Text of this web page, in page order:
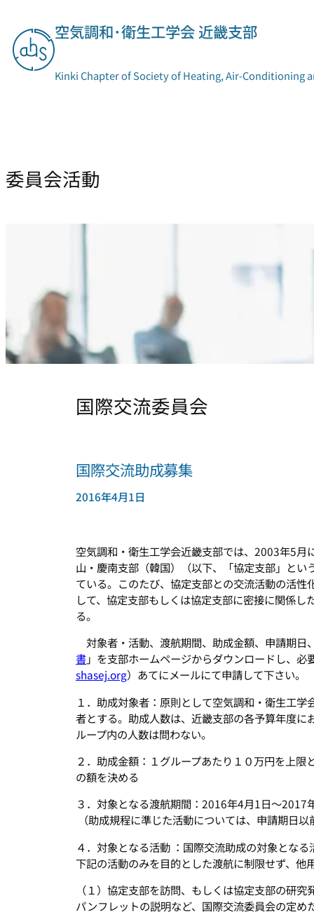
を
ス
空気調和･衛生工学会 近畿支部
Kinki Chapter of Society of Heating, Air-Conditioning
委員会活動
国際交流委員会
国際交流助成募集
2016年4月1日
空気調和・衛生工学会近畿支部では、2003年5
山・慶南支部（韓国）（以下、「協定支部」と
ている。このたび、協定支部との交流活動の活
して、協定支部もしくは協定支部に密接に関係
る。
対象者・活動、渡航期間、助成金額、申請期日
書」を支部ホームページからダウンロードし、
shasej.org）あてにメールにて申請して下さい。
１．助成対象者：原則として空気調和・衛生工
者とする。助成人数は、近畿支部の各予算年度
ループ内の人数は問わない。
２．助成金額：１グループあたり１０万円を上
の額を決める
３．対象となる渡航期間：2016年4月1日〜2017
（助成規程に準じた活動については、申請期日
４．対象となる活動 ：国際交流助成の対象とな
下記の活動のみを目的とした渡航に制限せず、
（１）協定支部を訪問、もしくは協定支部の研
パンフレットの説明など、国際交流委員会の定め